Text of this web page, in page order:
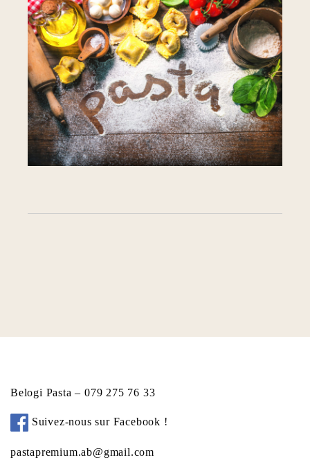
Belogi Pasta – 079 275 76 33
Suivez-nous sur Facebook !
pastapremium.ab@gmail.com